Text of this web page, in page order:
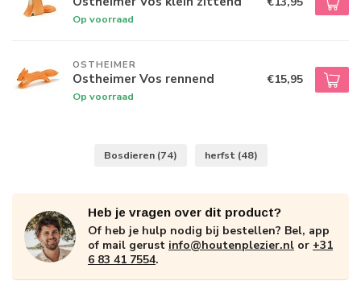
Op voorraad
OSTHEIMER
Ostheimer Vos rennend
Op voorraad
€15,95
Bosdieren (74) herfst (48)
Heb je vragen over dit product?
Of heb je hulp nodig bij bestellen? Bel, app
of mail gerust info@houtenplezier.nl or +31
6 83 41 7554.